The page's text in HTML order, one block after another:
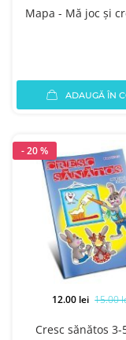
Mapa - Mă joc și
ADAUGĂ ÎN
- 20 %
Cresc sănătos 3-
12.00 lei 15.00